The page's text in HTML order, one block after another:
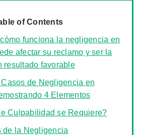
of Contents
funciona la negligencia en
afectar su reclamo y ser la
resultado favorable
de Negligencia en
4 Elementos
Culpabilidad se Requiere?
de la Negligencia